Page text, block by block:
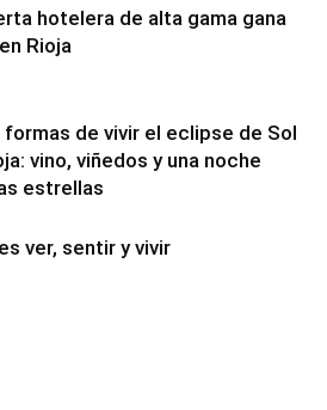
hotelera de alta gama gana
Rioja
formas de vivir el eclipse de Sol
vino, viñedos y una noche
estrellas
ver, sentir y vivir